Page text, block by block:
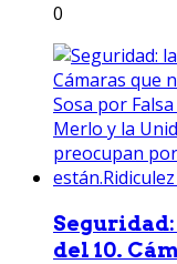
0
del 10.